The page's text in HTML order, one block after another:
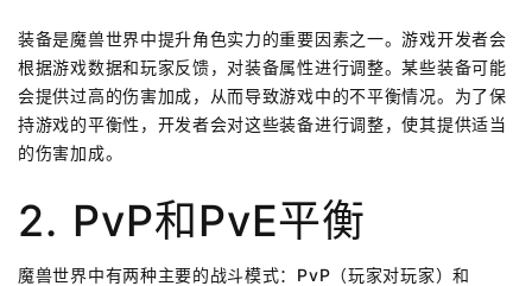
装备是魔兽世界中提升角色实力的重要因素之一。游戏开发者会
根据游戏数据和玩家反馈，对装备属性进行调整。某些装备可能
会提供过高的伤害加成，从而导致游戏中的不平衡情况。为了保
持游戏的平衡性，开发者会对这些装备进行调整，使其提供适当
的伤害加成。
2. PvP和PvE平衡
魔兽世界中有两种主要的战斗模式：PvP（玩家对玩家）和